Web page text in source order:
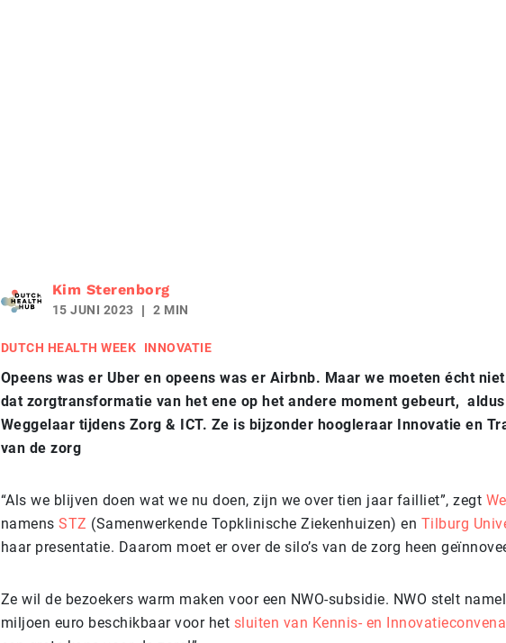
Kim Sterenborg
15 JUNI 2023 2 MIN
DUTCH HEALTH WEEK INNOVATIE
Opeens was er Uber en opeens was er Airbnb. Maar we moeten écht
dat zorgtransformatie van het ene op het andere moment gebeurt,
Weggelaar tijdens Zorg & ICT. Ze is bijzonder hoogleraar Innovatie en
van de zorg
“Als we blijven doen wat we nu doen, zijn we over tien jaar failliet”, zegt
namens STZ (Samenwerkende Topklinische Ziekenhuizen) en Tilburg
haar presentatie. Daarom moet er over de silo’s van de zorg heen
Ze wil de bezoekers warm maken voor een NWO-subsidie. NWO stelt
miljoen euro beschikbaar voor het sluiten van Kennis- en